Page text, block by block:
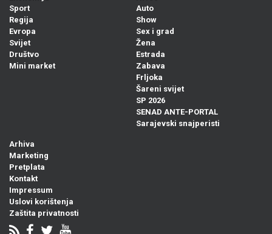
Sport
Regija
Evropa
Svijet
Društvo
Mini market
Auto
Show
Sex i grad
Žena
Estrada
Zabava
Frljoka
Šareni svijet
SP 2026
SENAD ANTE-PORTAL
Sarajevski snajperisti
Arhiva
Marketing
Pretplata
Kontakt
Impressum
Uslovi korištenja
Zaštita privatnosti